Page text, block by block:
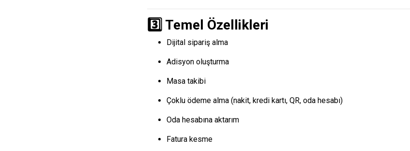
3️⃣ Temel Özellikleri
Dijital sipariş alma
Adisyon oluşturma
Masa takibi
Çoklu ödeme alma (nakit, kredi kartı, QR, oda hesabı)
Oda hesabına aktarım
Fatura kesme